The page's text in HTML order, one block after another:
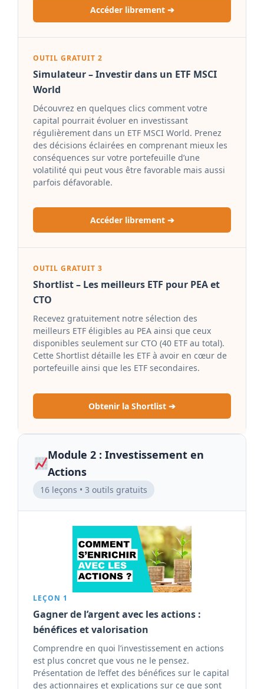
Accéder librement ➔
OUTIL GRATUIT 2
Simulateur – Investir dans un ETF MSCI
World
Découvrez en quelques clics comment votre
capital pourrait évoluer en investissant
régulièrement dans un ETF MSCI World. Prenez
des décisions éclairées en comprenant mieux les
conséquences sur votre portefeuille d’une
volatilité qui peut vous être favorable mais aussi
parfois défavorable.
Accéder librement ➔
OUTIL GRATUIT 3
Shortlist – Les meilleurs ETF pour PEA et
CTO
Recevez gratuitement notre sélection des
meilleurs ETF éligibles au PEA ainsi que ceux
disponibles seulement sur CTO (40 ETF au total).
Cette Shortlist détaille les ETF à avoir en cœur de
portefeuille ainsi que les ETF secondaires.
Obtenir la Shortlist ➔
Module 2 : Investissement en
Actions
16 leçons • 3 outils gratuits
LEÇON 1
Gagner de l’argent avec les actions :
bénéfices et valorisation
Comprendre en quoi l’investissement en actions
est plus concret que vous ne le pensez.
Présentation de l’effet des bénéfices sur le capital
des actionnaires et explications sur ce que sont